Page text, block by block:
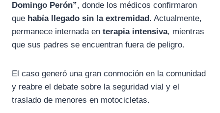
Domingo Perón”, donde los médicos confirmaron
que había llegado sin la extremidad. Actualmente,
permanece internada en terapia intensiva, mientras
que sus padres se encuentran fuera de peligro.
El caso generó una gran conmoción en la comunidad
y reabre el debate sobre la seguridad vial y el
traslado de menores en motocicletas.